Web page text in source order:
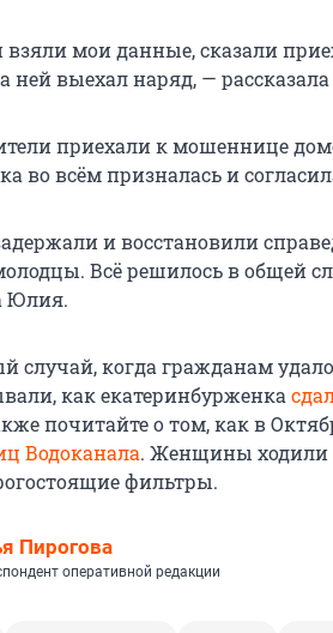
мои данные, сказали
ней выехал наряд, —
приехали к мошеннице
во всём призналась и
и восстановили
Всё решилось в общей
Юлия.
случай, когда гражданам
как екатеринбурженка
почитайте о том, как в
Водоканала. Женщины ходили
фильтры.
Пирогова
оперативной редакции